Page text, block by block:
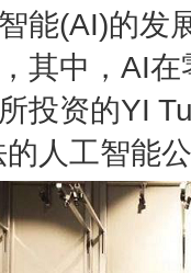
(AI)的发
其中，AI
投资的YI
人工智能